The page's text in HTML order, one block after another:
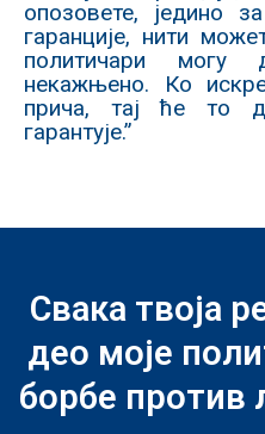
опозовете, једино
гаранције, нити
политичари
некажњено. Ко
прича, тај ће то
гарантује.”
Свака твоја
део моје
борбе против